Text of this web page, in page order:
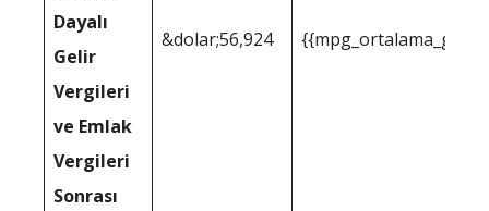
Dayalı
Gelir
Vergileri
ve Emlak
Vergileri
Sonrası
&dolar;56,924